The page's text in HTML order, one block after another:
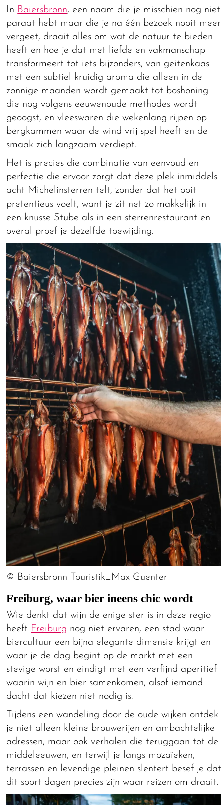
In Baiersbronn, een naam die je misschien nog niet
paraat hebt maar die je na één bezoek nooit meer
vergeet, draait alles om wat de natuur te bieden
heeft en hoe je dat met liefde en vakmanschap
transformeert tot iets bijzonders, van geitenkaas
met een subtiel kruidig aroma die alleen in de
zonnige maanden wordt gemaakt tot boshoning
die nog volgens eeuwenoude methodes wordt
geoogst, en vleeswaren die wekenlang rijpen op
bergkammen waar de wind vrij spel heeft en de
smaak zich langzaam verdiept.
Het is precies die combinatie van eenvoud en
perfectie die ervoor zorgt dat deze plek inmiddels
acht Michelinsterren telt, zonder dat het ooit
pretentieus voelt, want je zit net zo makkelijk in
een knusse Stube als in een sterrenrestaurant en
overal proef je dezelfde toewijding.
© Baiersbronn Touristik_Max Guenter
Freiburg, waar bier ineens chic wordt
Wie denkt dat wijn de enige ster is in deze regio
heeft Freiburg nog niet ervaren, een stad waar
biercultuur een bijna elegante dimensie krijgt en
waar je de dag begint op de markt met een
stevige worst en eindigt met een verfijnd aperitief
waarin wijn en bier samenkomen, alsof iemand
dacht dat kiezen niet nodig is.
Tijdens een wandeling door de oude wijken ontdek
je niet alleen kleine brouwerijen en ambachtelijke
adressen, maar ook verhalen die teruggaan tot de
middeleeuwen, en terwijl je langs mozaïeken,
terrassen en levendige pleinen slentert besef je dat
dit soort dagen precies zijn waar reizen om draait.